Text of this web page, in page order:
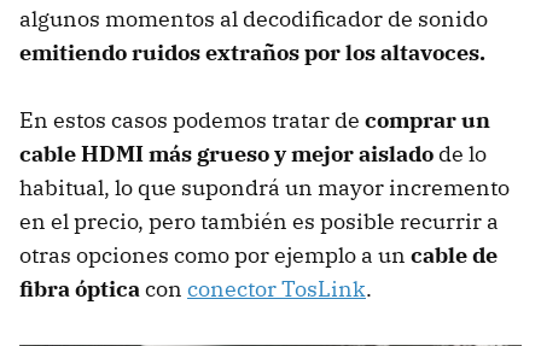
algunos momentos al decodificador de sonido
emitiendo ruidos extraños por los altavoces.
En estos casos podemos tratar de comprar un
cable HDMI más grueso y mejor aislado de lo
habitual, lo que supondrá un mayor incremento
en el precio, pero también es posible recurrir a
otras opciones como por ejemplo a un cable de
fibra ópticacon conector TosLink.